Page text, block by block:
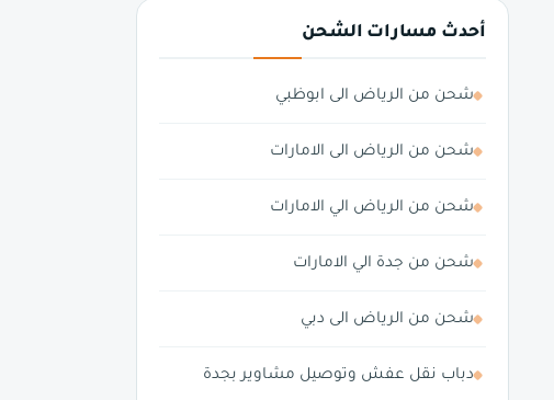
أحدث مسارات الشحن
شحن من الرياض الى ابوظبي
شحن من الرياض الى الامارات
شحن من الرياض الي الامارات
شحن من جدة الي الامارات
شحن من الرياض الى دبي
دباب نقل عفش وتوصيل مشاوير بجدة